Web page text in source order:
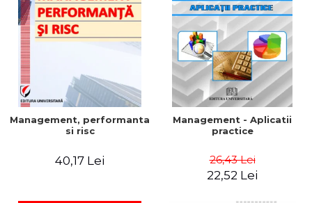
Management, performanta
si risc
40,17 Lei
Management - Aplicatii
practice
26,43 Lei
22,52 Lei